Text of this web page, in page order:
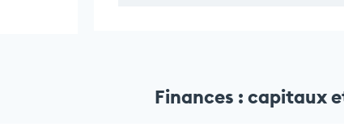
Finances : capitaux